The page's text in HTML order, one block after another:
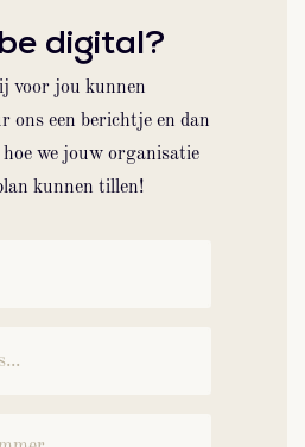
digital?
voor jou kunnen
ons een berichtje en dan
we jouw organisatie
kunnen tillen!